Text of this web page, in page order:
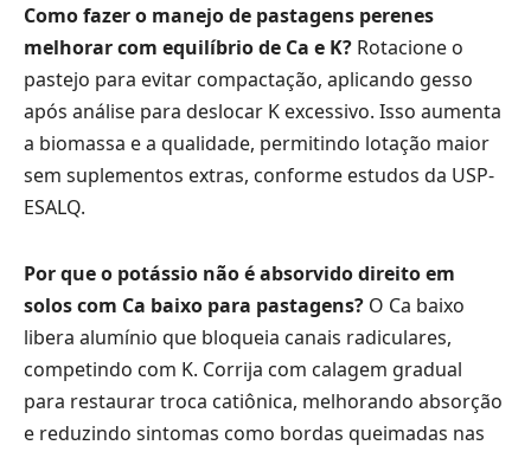
Como fazer o manejo de pastagens perenes
melhorar com equilíbrio de Ca e K? Rotacione o
pastejo para evitar compactação, aplicando gesso
após análise para deslocar K excessivo. Isso aumenta
a biomassa e a qualidade, permitindo lotação maior
sem suplementos extras, conforme estudos da USP-
ESALQ.
Por que o potássio não é absorvido direito em
solos com Ca baixo para pastagens? O Ca baixo
libera alumínio que bloqueia canais radiculares,
competindo com K. Corrija com calagem gradual
para restaurar troca catiônica, melhorando absorção
e reduzindo sintomas como bordas queimadas nas